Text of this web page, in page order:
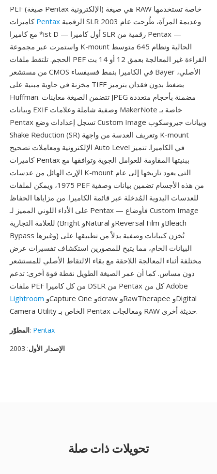
PEF (صيغة Pentax الإلكترونية) هي صيغة RAW خاصة تستخدمها
كاميرات Pentax
مع كاميرا *ist D — أول كاميرا SLR رقمية من Pentax —
واستمرت عبر مجموعة K-mount الحالية ونظام 645 متوسط
الحجم. تلتقط ملفات PEF القراءة غير المعالجة بعمق 12 أو 14 بت
من مستشعر CMOS في الكاميرا بنمط فسيفساء Bayer الأصلي،
مخزنة في حاوية مبنية على TIFF بضغط بدون فقدان بترميز
Huffman. تتضمن الصيغة معاينات JPEG مضمنة بأحجام متعددة
وبيانات EXIF وصفية شاملة وعلامات MakerNote خاصة بـ
Pentax تسجل إعدادات وضع Custom Image وبيانات جيروسكوب
Shake Reduction (SR) وتعريف العدسة من واجهة K-mount
الإلكترونية ومعاملات تصحيح Auto Level في الكاميرا. تتميز
كاميرات Pentax ببنيتها المقاومة للعوامل الجوية وتوافقها مع
الإرث الهائل من عدسات K-mount التي يعود تاريخها إلى عام
1975، ويمكن لملفات PEF من هذه الأجسام تضمين بيانات وصفية
للعدسات اليدوية المُدخلة عبر قائمة الكاميرا. من مزاياها الحفاظ
على الأداء اللوني المميز لـ Pentax — فأوضاع Custom Image
للعلامة التجارية (Bright وNatural وReversal Film وBleach
Bypass وغيرها) تُخزن كبيانات وصفية بدلاً من تطبيقها على
البيانات الخام، مما يتيح للمصورين استكشاف تفسيرات عرض
مختلفة أثناء المعالجة اللاحقة مع بقاء الالتقاط الأصلي للمستشعر
دون مساس. كما أن عمر الصيغة الطويل نقطة قوة أخرى: تدعم
ملفات PEF من كل كاميرا DSLR من Pentax كل من Adobe
Lightroom
Camera Utility الخاص بـ Pentax ومعالجات RAW حديثة أخرى.
المطوّر: Pentax
الإصدار الأول: 2003
تحويلات ذات صلة